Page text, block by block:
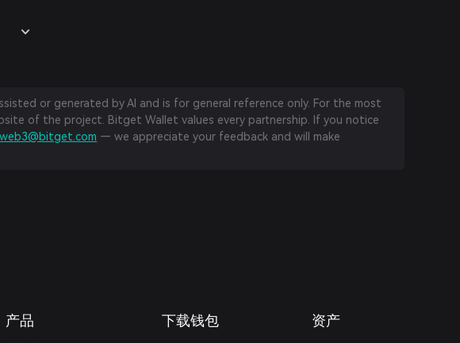
or generated by AI and is for general reference only. For the most
of the project. Bitget Wallet values every partnership. If you notice
— we appreciate your feedback and will make
产品 下载钱包 资产